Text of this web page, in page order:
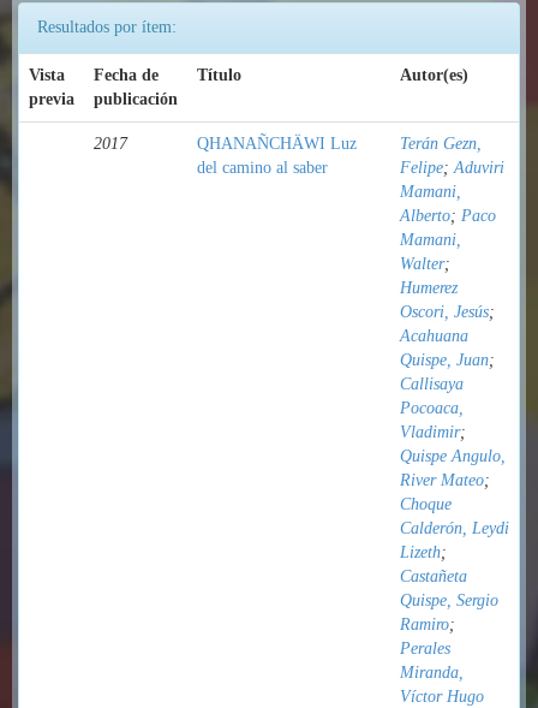
Resultados por ítem:
Vista
previa
Fecha de
publicación
Título Autor(es)
2017
QHANAÑCHÄWI Luz
del camino al saber
Terán Gezn,
Felipe;Aduviri
Mamani,
Alberto; Paco
Mamani,
Walter;
Humerez
Oscori, Jesús;
Acahuana
Quispe, Juan;
Callisaya
Pocoaca,
Vladimir;
Quispe Angulo,
River Mateo;
Choque
Calderón, Leydi
Lizeth;
Castañeta
Quispe, Sergio
Ramiro;
Perales
Miranda,
Víctor Hugo